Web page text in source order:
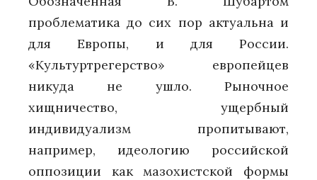
проблематика до сих пор актуальна и
для Европы, и для России.
«Культуртрегерство» европейцев
никуда не ушло. Рыночное
хищничество, ущербный
индивидуализм пропитывают,
например, идеологию российской
оппозиции как мазохистской формы